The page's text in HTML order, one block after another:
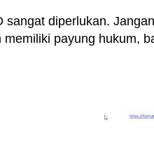
sangat diperlukan.
memiliki payung hukum,